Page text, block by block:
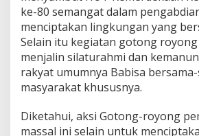
K
o
r
a
m
i
l
6
/
ke-80 semangat dalam
menciptakan lingkungan yang
Selain itu kegiatan gotong
menjalin silaturahmi dan
rakyat umumnya Babisa
masyarakat khususnya.
Diketahui, aksi Gotong-royong
massal ini selain untuk